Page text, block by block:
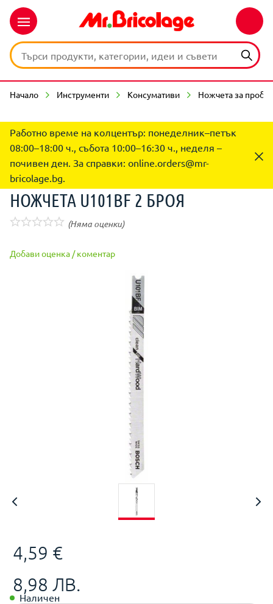
Начало Инструменти Консумативи Ножчета за
Работно време на колцентър: понеделник–петък
08:00–18:00 ч., събота 10:00–16:30 ч., неделя –
почивен ден. За справки: online.orders@mr-
bricolage.bg.
НОЖЧЕТА U101BF 2 БРОЯ
(Няма оценки)
Добави оценка / коментар
4,59 €
8,98 ЛВ.
Наличен